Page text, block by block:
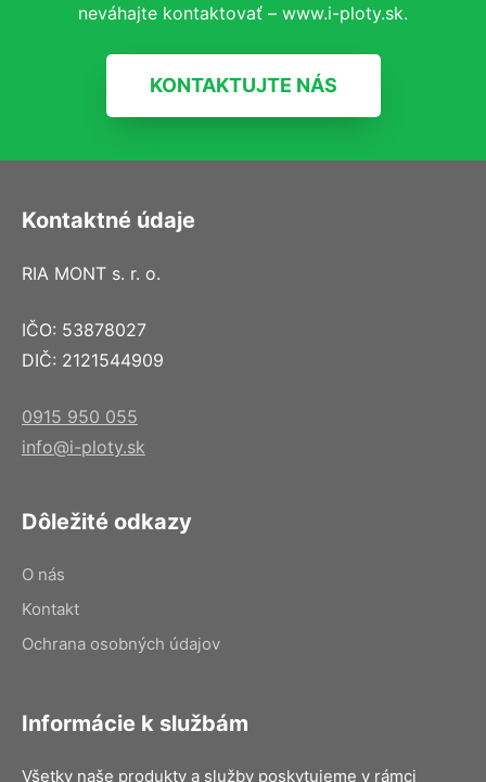
neváhajte kontaktovať – www.i-ploty.sk.
KONTAKTUJTE NÁS
Kontaktné údaje
RIA MONT s. r. o.
IČO: 53878027
DIČ: 2121544909
0915 950 055
info@i-ploty.sk
Dôležité odkazy
O nás
Kontakt
Ochrana osobných údajov
Informácie k službám
Všetky naše produkty a služby poskytujeme v rámci